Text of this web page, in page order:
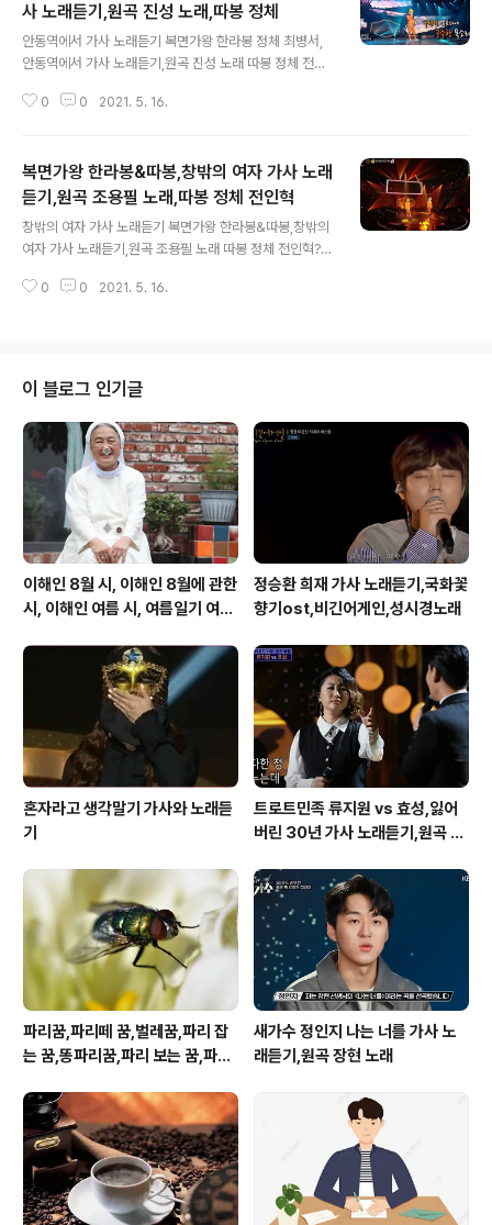
사 노래듣기,원곡 진성 노래,따봉 정체
안동역에서 가사 노래듣기 복면가왕 한라봉 정체 최병서,
안동역에서 가사 노래듣기,원곡 진성 노래 따봉 정체 전인
려버린 허무한 맹세였나 첫눈이 내리는 날 안동역 앞에서
음만 녹고 녹는다 기적소리 끊어진 밤에 2.어차피 지워야
할 사랑은 꿈이였나 첫눈이 내리는 날 안동역 앞에서 만나
자고 약속한사람 새벽부터 오는눈이 무릎까지 덮는데 안오
는 건지 못오는 건지 대답 없는 사람아 기다리는 내 마음만
녹고 녹는다 기다리는 내 마음만 녹고 녹는다 기다리는 안
동역에서 선율 수은등 가사 노래듣기,원곡 김연자 노래,보
0 0 2021. 5. 16.
복면가왕 한라봉&따봉,창밖의 여자 가사 노래
듣기,원곡 조용필 노래,따봉 정체 전인혁
창밖의 여자 가사 노래듣기 복면가왕 한라봉&따봉,창밖의
여자 가사 노래듣기,원곡 조용필 노래 따봉 정체 전인혁???
물처럼 떠오르는 그대의 흰 손 돌아서 눈 감으면 강물이어
게 하라 누가 사랑을 아름답다 했는가 누가 사랑을 아름답
다 했는가 차라리 차라리 그대의 흰 손으로 나를 잠들게 하
라 선율 수은등 가사 노래듣기,원곡 김연자 노래,보이스킹
선율 수은등 가사 노래듣기,원곡 김연자 노래,보이스킹 선
율 수은등 가사 노래듣기 선율 수은등 가사 노래듣기,원곡
김연자 노래,보이..
0 0 2021. 5. 16.
이 블로그 인기글
이해인 8월 시, 이해인 8월에 관한
시, 이해인 여름 시, 여름일기 여름
정승환 희재 가사 노래듣기,국화꽃
향기ost,비긴어게인,성시경노래
혼자라고 생각말기 가사와 노래듣
기
트로트민족 류지원 vs 효성,잃어
버린 30년 가사 노래듣기,원곡 설
파리꿈,파리떼 꿈,벌레꿈,파리 잡
는 꿈,똥파리꿈,파리 보는 꿈,파리
새가수 정인지 나는 너를 가사 노
래듣기,원곡 장현 노래